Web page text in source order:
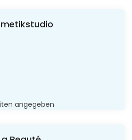
angegeben